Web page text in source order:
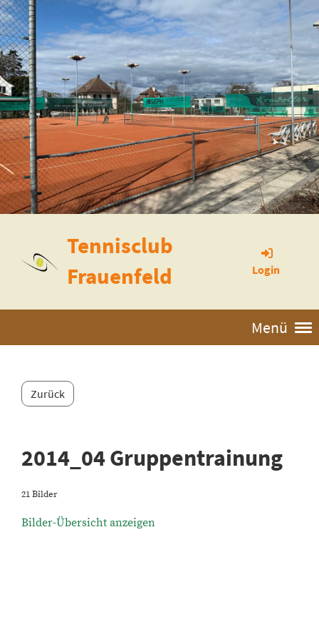
Tennisclub
Frauenfeld
Login
Menü
Zurück
2014_04 Gruppentrainung
21 Bilder
Bilder-Übersicht anzeigen